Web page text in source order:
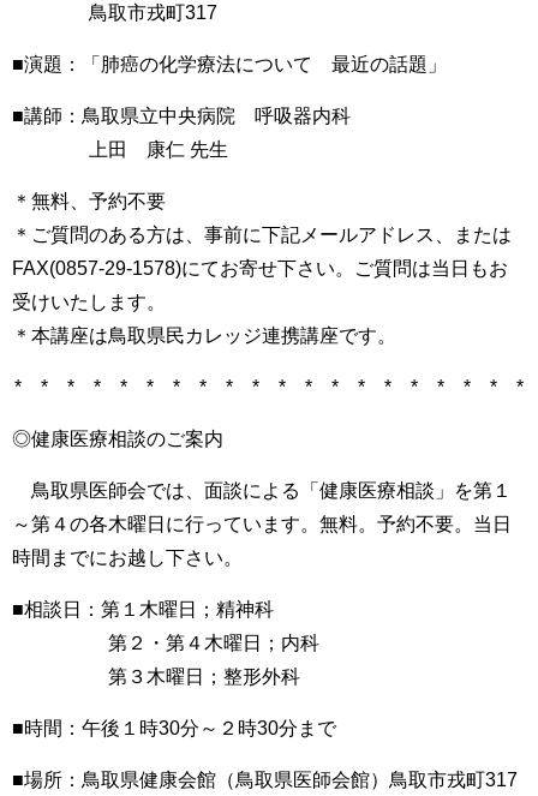
鳥取市戎町317
■演題：「肺癌の化学療法について 最近の話題」
■講師：鳥取県立中央病院 呼吸器内科
上田 康仁 先生
＊無料、予約不要
＊ご質問のある方は、事前に下記メールアドレス、または
FAX(0857-29-1578)にてお寄せ下さい。ご質問は当日もお
受けいたします。
＊本講座は鳥取県民カレッジ連携講座です。
* * * * * * * * * * * * * * * * * * * *
◎健康医療相談のご案内
鳥取県医師会では、面談による「健康医療相談」を第１
～第４の各木曜日に行っています。無料。予約不要。当日
時間までにお越し下さい。
■相談日：第１木曜日；精神科
第２・第４木曜日；内科
第３木曜日；整形外科
■時間：午後１時30分～２時30分まで
■場所：鳥取県健康会館（鳥取県医師会館）鳥取市戎町317